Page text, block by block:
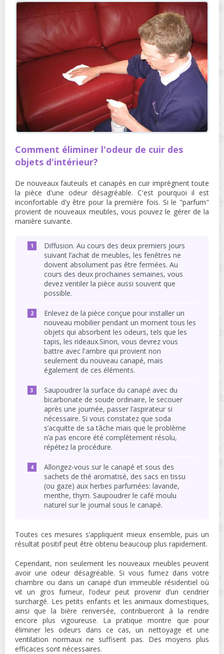
Comment éliminer l'odeur de cuir des
objets d'intérieur?
De nouveaux fauteuils et canapés en cuir imprègnent toute
la pièce d'une odeur désagréable. C'est pourquoi il est
inconfortable d'y être pour la première fois. Si le "parfum"
provient de nouveaux meubles, vous pouvez le gérer de la
manière suivante.
Diffusion. Au cours des deux premiers jours
suivant l’achat de meubles, les fenêtres ne
doivent absolument pas être fermées. Au
cours des deux prochaines semaines, vous
devez ventiler la pièce aussi souvent que
possible.
Enlevez de la pièce conçue pour installer un
nouveau mobilier pendant un moment tous les
objets qui absorbent les odeurs, tels que les
tapis, les rideaux.Sinon, vous devrez vous
battre avec l'ambre qui provient non
seulement du nouveau canapé, mais
également de ces éléments.
Saupoudrer la surface du canapé avec du
bicarbonate de soude ordinaire, le secouer
après une journée, passer l’aspirateur si
nécessaire. Si vous constatez que soda
s’acquitte de sa tâche mais que le problème
n’a pas encore été complètement résolu,
répétez la procédure.
Allongez-vous sur le canapé et sous des
sachets de thé aromatisé, des sacs en tissu
(ou gaze) aux herbes parfumées: lavande,
menthe, thym. Saupoudrer le café moulu
naturel sur le journal sous le canapé.
Toutes ces mesures s’appliquent mieux ensemble, puis un
résultat positif peut être obtenu beaucoup plus rapidement.
Cependant, non seulement les nouveaux meubles peuvent
avoir une odeur désagréable. Si vous fumez dans votre
chambre ou dans un canapé d’un immeuble résidentiel où
vit un gros fumeur, l’odeur peut provenir d’un cendrier
surchargé. Les petits enfants et les animaux domestiques,
ainsi que la bière renversée, contribueront à la rendre
encore plus vigoureuse. La pratique montre que pour
éliminer les odeurs dans ce cas, un nettoyage et une
ventilation normaux ne suffisent pas. Des moyens plus
efficaces sont nécessaires.